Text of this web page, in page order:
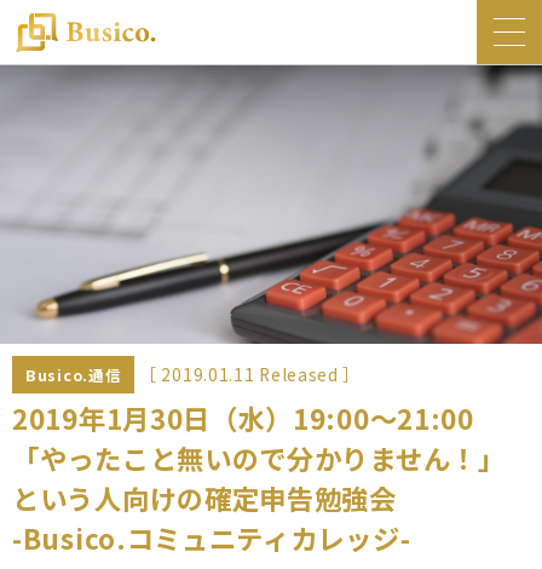
トップ
Busico.銀座
Busico.梅田
料金・サービス
お知らせ
NEWS
コラム
Busico.通信
よくあるご質問
Busico.通信 ［ 2019.01.11 Released ］
2019年1月30日（水）19:00～21:00
「やったこと無いので分かりません！」
という人向けの確定申告勉強会
-Busico.コミュニティカレッジ-